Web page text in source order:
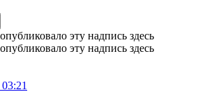
эту надпись здесь
эту надпись здесь